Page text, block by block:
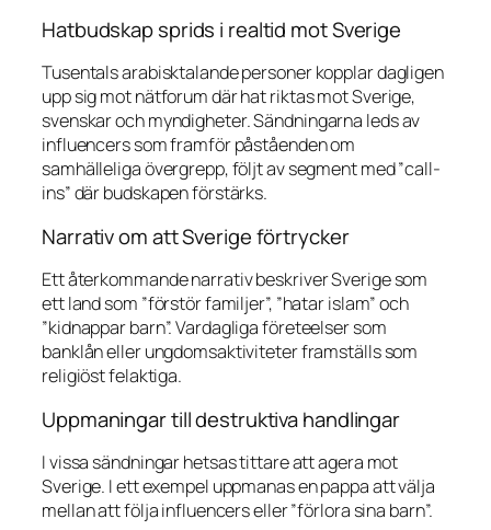
Hatbudskap sprids i realtid mot Sverige
Tusentals arabisktalande personer kopplar dagligen
upp sig mot nätforum där hat riktas mot Sverige,
svenskar och myndigheter. Sändningarna leds av
influencers som framför påståenden om
samhälleliga övergrepp, följt av segment med ”call-
ins” där budskapen förstärks.
Narrativ om att Sverige förtrycker
Ett återkommande narrativ beskriver Sverige som
ett land som ”förstör familjer”, ”hatar islam” och
”kidnappar barn”. Vardagliga företeelser som
banklån eller ungdomsaktiviteter framställs som
religiöst felaktiga.
Uppmaningar till destruktiva handlingar
I vissa sändningar hetsas tittare att agera mot
Sverige. I ett exempel uppmanas en pappa att välja
mellan att följa influencers eller ”förlora sina barn”.